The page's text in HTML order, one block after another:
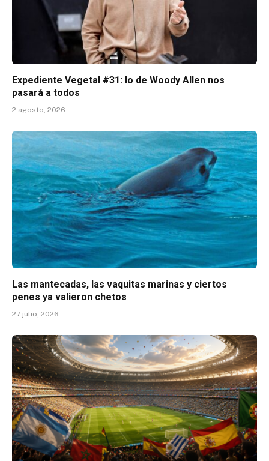
Expediente Vegetal #31: lo de Woody Allen nos
pasará a todos
2 agosto, 2026
Las mantecadas, las vaquitas marinas y ciertos
penes ya valieron chetos
27 julio, 2026